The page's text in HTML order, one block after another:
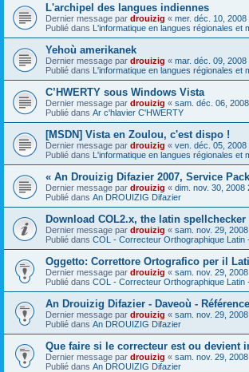
L'archipel des langues indiennes
Dernier message par drouizig « mer. déc. 10, 2008
Publié dans L'informatique en langues régionales et
Yehoù amerikanek
Dernier message par drouizig « mar. déc. 09, 2008
Publié dans L'informatique en langues régionales et
C’HWERTY sous Windows Vista
Dernier message par drouizig « sam. déc. 06,
Publié dans Ar c'hlavier C'HWERTY
[MSDN] Vista en Zoulou, c'est dispo !
Dernier message par drouizig « ven. déc. 05, 2008
Publié dans L'informatique en langues régionales et
« An Drouizig Difazier 2007, Service
Dernier message par drouizig « dim. nov. 30, 2008
Publié dans An DROUIZIG Difazier
Download COL2.x, the latin
Dernier message par drouizig « sam. nov. 29,
Publié dans COL - Correcteur Orthographique Latin
Oggetto: Correttore Ortografico per il
Dernier message par drouizig « sam. nov. 29,
Publié dans COL - Correcteur Orthographique Latin
An Drouizig Difazier - Daveoù -
Dernier message par drouizig « sam. nov. 29,
Publié dans An DROUIZIG Difazier
Que faire si le correcteur est ou devient
Dernier message par drouizig « sam. nov. 29,
Publié dans An DROUIZIG Difazier